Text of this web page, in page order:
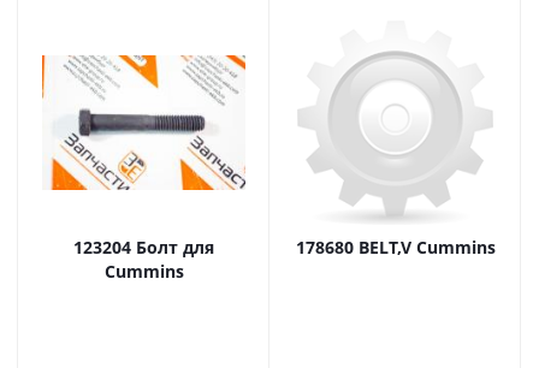
123204 Болт для
Cummins
178680 BELT,V Cummins